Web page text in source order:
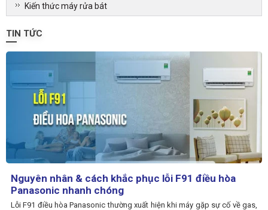
Kiến thức máy rửa bát
TIN TỨC
Nguyên nhân & cách khắc phục lỗi F91 điều hòa
Panasonic nhanh chóng
Lỗi F91 điều hòa Panasonic thường xuất hiện khi máy gặp sự cố về gas,